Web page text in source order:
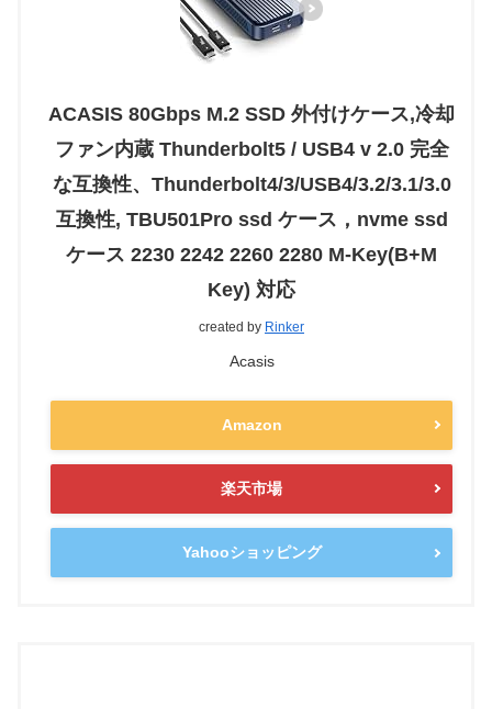
ACASIS 80Gbps M.2 SSD 外付けケース,冷却
ファン内蔵 Thunderbolt5 / USB4 v 2.0 完全
な互換性、Thunderbolt4/3/USB4/3.2/3.1/3.0
互換性, TBU501Pro ssd ケース，nvme ssd
ケース 2230 2242 2260 2280 M-Key(B+M
Key) 対応
created by Rinker
Acasis
Amazon
楽天市場
Yahooショッピング